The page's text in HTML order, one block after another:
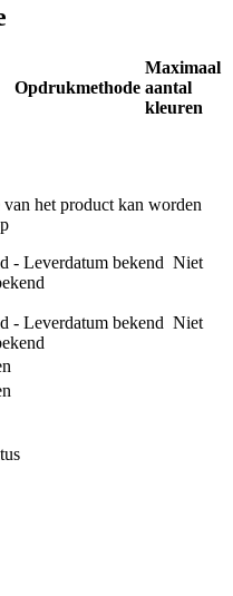
Opdrukmethode
Maximaal
aantal
kleuren
het product kan worden
- Leverdatum bekend Niet
- Leverdatum bekend Niet